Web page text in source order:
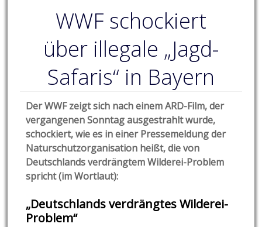
WWF schockiert
über illegale „Jagd-
Safaris“ in Bayern
Der WWF zeigt sich nach einem ARD-Film, der
vergangenen Sonntag ausgestrahlt wurde,
schockiert, wie es in einer Pressemeldung der
Naturschutzorganisation heißt, die von
Deutschlands verdrängtem Wilderei-Problem
spricht (im Wortlaut):
„Deutschlands verdrängtes Wilderei-
Problem“